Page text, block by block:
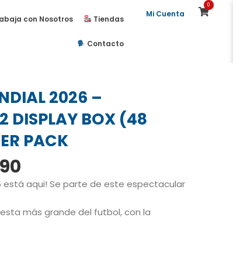
con Nosotros Tiendas
Contacto
Mi Cuenta
0
2026 –
DISPLAY BOX (48
PACK
precio
actual
es:
S/389.90.
está aqui! Se parte de este espectacular
más grande del futbol, con la